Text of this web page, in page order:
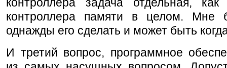
контроллера памяти в целом. Мне
однажды его сделать и может быть
И третий вопрос, программное